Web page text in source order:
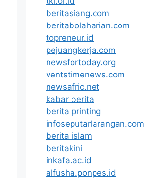
beritasiang.com
beritabolaharian.com
topreneur.id
pejuangkerja.com
newsfortoday.org
ventstimenews.com
newsafric.net
kabar berita
berita printing
infoseputarlarangan.com
berita islam
beritakini
inkafa.ac.id
alfusha.ponpes.id